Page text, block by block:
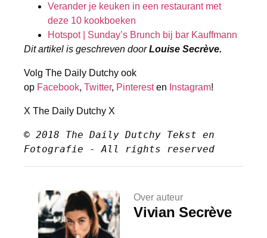
Verander je keuken in een restaurant met
deze 10 kookboeken
Hotspot | Sunday’s Brunch bij bar Kauffmann
Dit artikel is geschreven doorLouise Secrève.
Volg The Daily Dutchy ook
op Facebook, Twitter, Pinteresten Instagram!
X The Daily Dutchy X
© 2018 The Daily Dutchy Tekst en
Over auteur
Vivian Secrève